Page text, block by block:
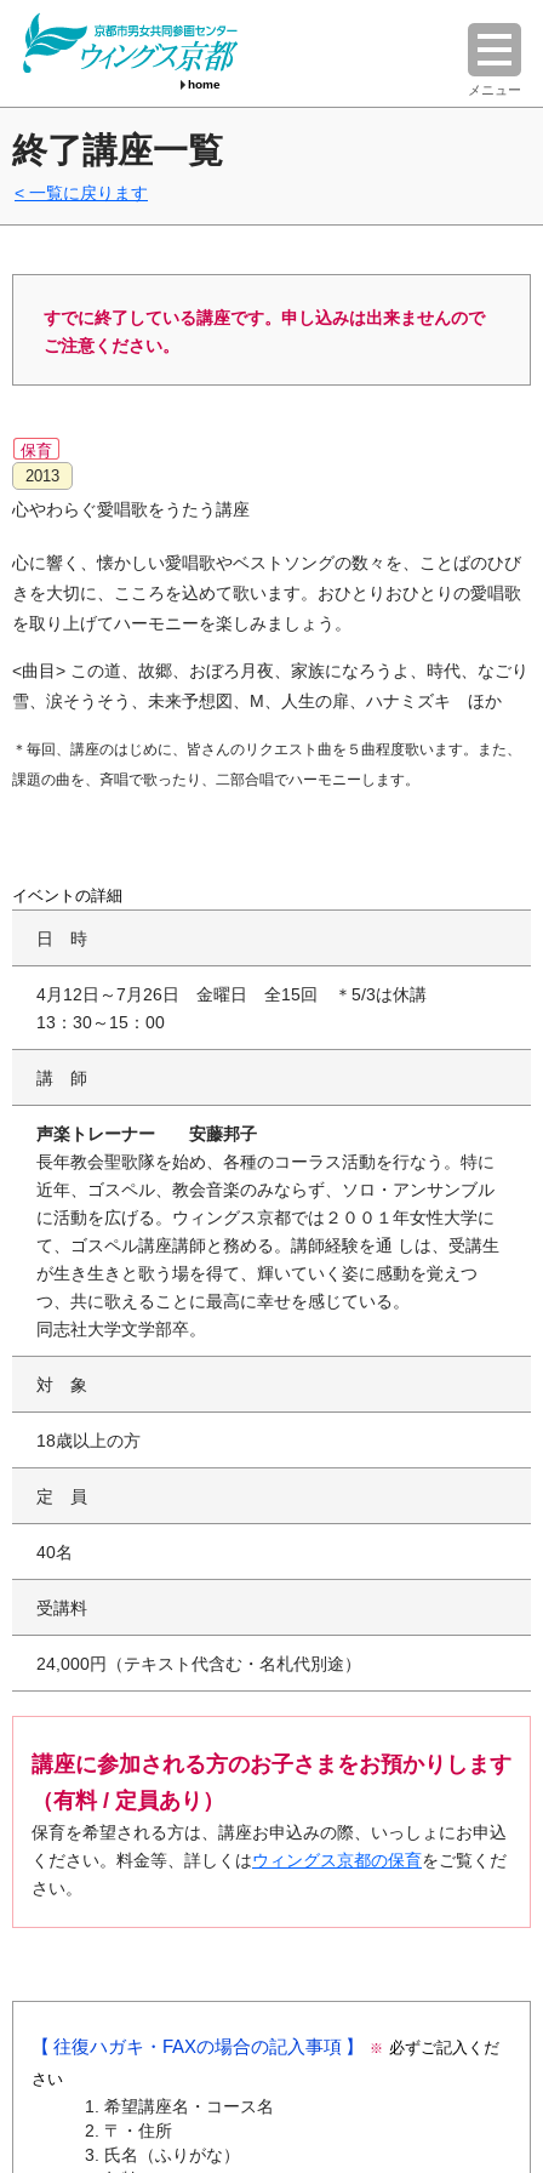
home メニュー
終了講座一覧
一覧に戻ります
すでに終了している講座です。申し込みは出来ませんので
ご注意ください。
保育
2013
心やわらぐ愛唱歌をうたう講座
心に響く、懐かしい愛唱歌やベストソングの数々を、ことばのひび
きを大切に、こころを込めて歌います。おひとりおひとりの愛唱歌
を取り上げてハーモニーを楽しみましょう。
<曲目> この道、故郷、おぼろ月夜、家族になろうよ、時代、なごり
雪、涙そうそう、未来予想図、М、人生の扉、ハナミズキ ほか
＊毎回、講座のはじめに、皆さんのリクエスト曲を５曲程度歌います。また、
課題の曲を、斉唱で歌ったり、二部合唱でハーモニーします。
イベントの詳細
日時
4月12日～7月26日 金曜日 全15回 ＊5/3は休講
13：30～15：00
講師
声楽トレーナー 安藤邦子
長年教会聖歌隊を始め、各種のコーラス活動を行なう。特に
近年、ゴスペル、教会音楽のみならず、ソロ・アンサンブル
に活動を広げる。ウィングス京都では２００１年女性大学に
て、ゴスペル講座講師と務める。講師経験を通 しは、受講生
が生き生きと歌う場を得て、輝いていく姿に感動を覚えつ
つ、共に歌えることに最高に幸せを感じている。
同志社大学文学部卒。
対象
18歳以上の方
定員
40名
受講料
24,000円（テキスト代含む・名札代別途）
講座に参加される方のお子さまをお預かりします
（有料 / 定員あり）
保育を希望される方は、講座お申込みの際、いっしょにお申込
ください。料金等、詳しくはウィングス京都の保育をご覧くだ
さい。
往復ハガキ・FAXの場合の記入事項 ※ 必ずご記入くだ
さい
希望講座名・コース名
〒・住所
氏名（ふりがな）